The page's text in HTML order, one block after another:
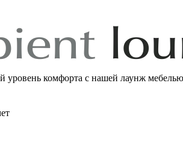
уровень комфорта с нашей лаунж мебелью